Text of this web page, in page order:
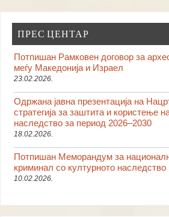
ПРЕС ЦЕНТАР
Потпишан Рамковен договор за
меѓу Македонија и Израел
23.02.2026.
Одржана јавна презентација на
стратегија за заштита и користење
наследство за период 2026–2030
18.02.2026.
Потпишан Меморандум за
криминал со културното наследство
10.02.2026.